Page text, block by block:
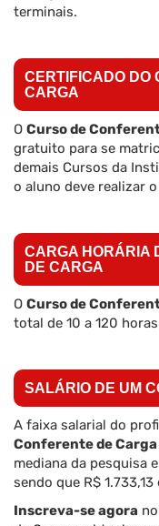
terminais.
CERTIFICADO DO
CARGA
O Curso de
gratuito para se
demais Cursos da
o aluno deve realizar
CARGA HORÁRIA
DE CARGA
O Curso de
total de 10 a 120
SALÁRIO DE UM
A faixa salarial do
Conferente de Carga
mediana da pesquisa
sendo que R$
Inscreva-se agora